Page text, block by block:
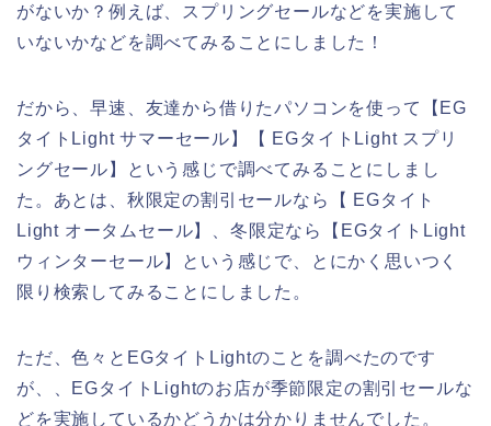
がないか？例えば、スプリングセールなどを実施して
いないかなどを調べてみることにしました！
だから、早速、友達から借りたパソコンを使って【EG
タイトLight サマーセール】【 EGタイトLight スプリ
ングセール】という感じで調べてみることにしまし
た。あとは、秋限定の割引セールなら【 EGタイト
Light オータムセール】、冬限定なら【EGタイトLight
ウィンターセール】という感じで、とにかく思いつく
限り検索してみることにしました。
ただ、色々とEGタイトLightのことを調べたのです
が、、EGタイトLightのお店が季節限定の割引セールな
どを実施しているかどうかは分かりませんでした。